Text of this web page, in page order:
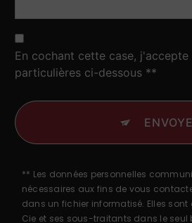
En cochant cette case,
particulières ci-dessous **
** Les données personnelles
nécessaires aux fins de vous
dans un fichier informatisé. Elles sont
Cie et ses sous-traitants dans le seul